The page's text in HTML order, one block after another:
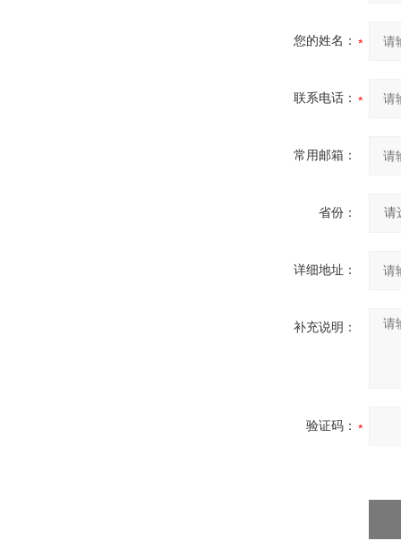
您的姓名：
联系电话：
常用邮箱：
省份：
详细地址：
补充说明：
验证码：